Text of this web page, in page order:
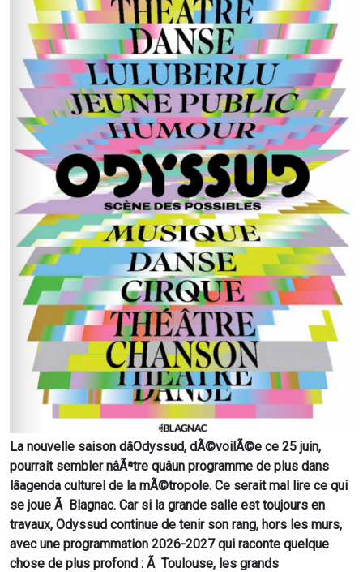
La nouvelle saison dâOdyssud, dÃ©voilÃ©e ce 25 juin,
pourrait sembler nâÃªtre quâun programme de plus dans
lâagenda culturel de la mÃ©tropole. Ce serait mal lire ce qui
se joue Ã Blagnac. Car si la grande salle est toujours en
travaux, Odyssud continue de tenir son rang, hors les murs,
avec une programmation 2026-2027 qui raconte quelque
chose de plus profond : Ã Toulouse, les grands